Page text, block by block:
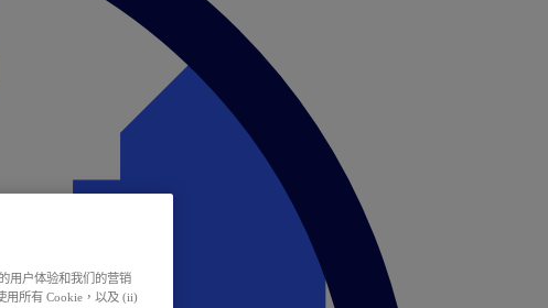
用户体验和我们的营销
用所有 Cookie，以及 (ii)